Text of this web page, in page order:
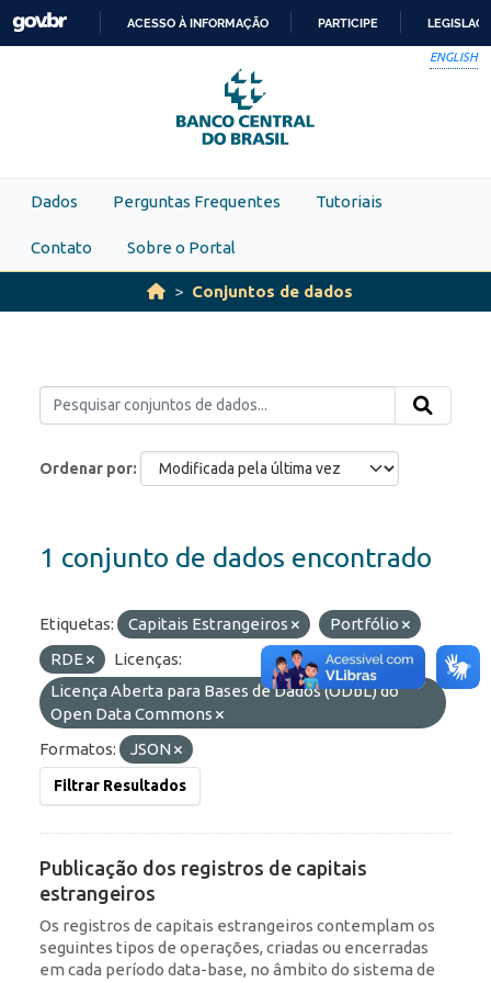
Skip to main content
PARA
O
CONTEÚDO
ACESSO À INFORMAÇÃO PARTICIPE
ENGLISH
Dados Perguntas Frequentes Tutoriais
Contato Sobre o Portal
Conjuntos de dados
Ordenar por
1 conjunto de dados encontrado
Etiquetas: Capitais Estrangeiros
Portfólio
RDE
Licenças:
Licença Aberta para Bases de Dados (ODbL) do
Open Data Commons
Formatos:
JSON
Filtrar Resultados
Publicação dos registros de capitais
estrangeiros
Os registros de capitais estrangeiros contemplam os
seguintes tipos de operações, criadas ou encerradas
em cada período data-base, no âmbito do sistema de